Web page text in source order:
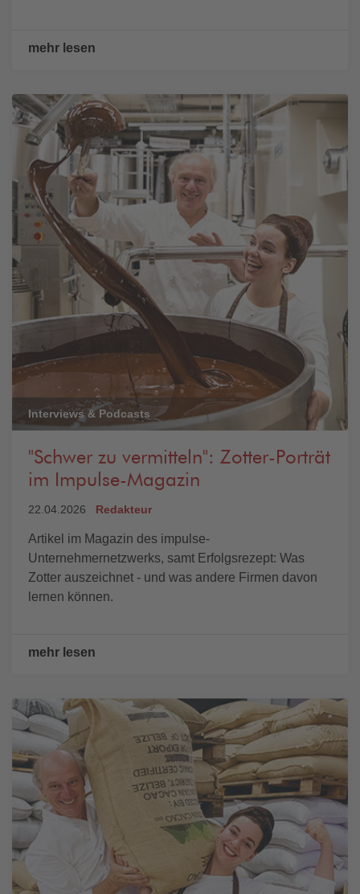
mehr lesen
Interviews & Podcasts
"Schwer zu vermitteln": Zotter-Porträt
im Impulse-Magazin
22.04.2026 Redakteur
Artikel im Magazin des impulse-
Unternehmernetzwerks, samt Erfolgsrezept: Was
Zotter auszeichnet - und was andere Firmen davon
lernen können.
mehr lesen